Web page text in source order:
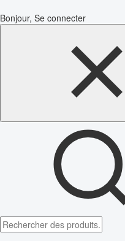
Bonjour, Se connecter